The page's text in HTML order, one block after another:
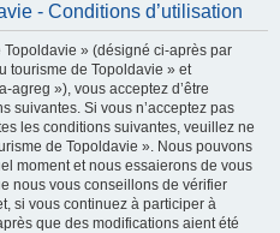
- Conditions d’utilisation
» (désigné ci-après par
tourisme de Topoldavie » et
agreg »), vous acceptez d’être
suivantes. Si vous n’acceptez pas
les conditions suivantes, veuillez ne
de Topoldavie ». Nous pouvons
moment et nous essaierons de vous
nous vous conseillons de vérifier
si vous continuez à participer à
que des modifications aient été